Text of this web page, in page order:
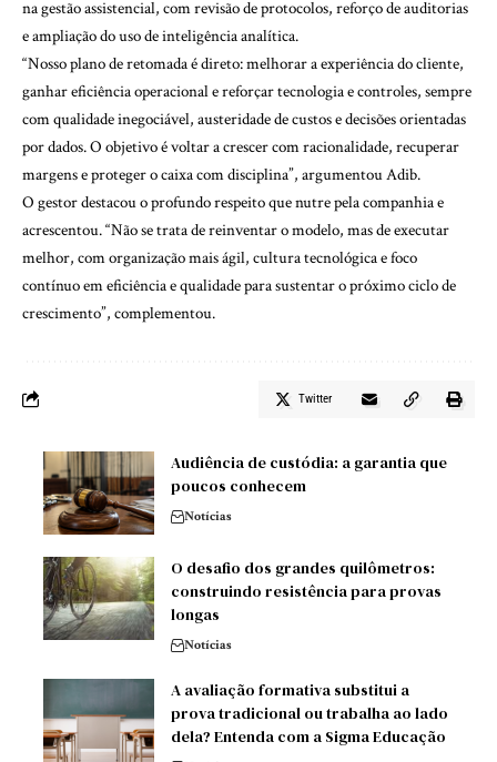
na gestão assistencial, com revisão de protocolos, reforço de auditorias
e ampliação do uso de inteligência analítica.
“Nosso plano de retomada é direto: melhorar a experiência do cliente,
ganhar eficiência operacional e reforçar tecnologia e controles, sempre
com qualidade inegociável, austeridade de custos e decisões orientadas
por dados. O objetivo é voltar a crescer com racionalidade, recuperar
margens e proteger o caixa com disciplina”, argumentou Adib.
O gestor destacou o profundo respeito que nutre pela companhia e
acrescentou. “Não se trata de reinventar o modelo, mas de executar
melhor, com organização mais ágil, cultura tecnológica e foco
contínuo em eficiência e qualidade para sustentar o próximo ciclo de
crescimento”, complementou.
Twitter
Audiência de custódia: a garantia que
poucos conhecem
Notícias
O desafio dos grandes quilômetros:
construindo resistência para provas
longas
Notícias
A avaliação formativa substitui a
prova tradicional ou trabalha ao lado
dela? Entenda com a Sigma Educação